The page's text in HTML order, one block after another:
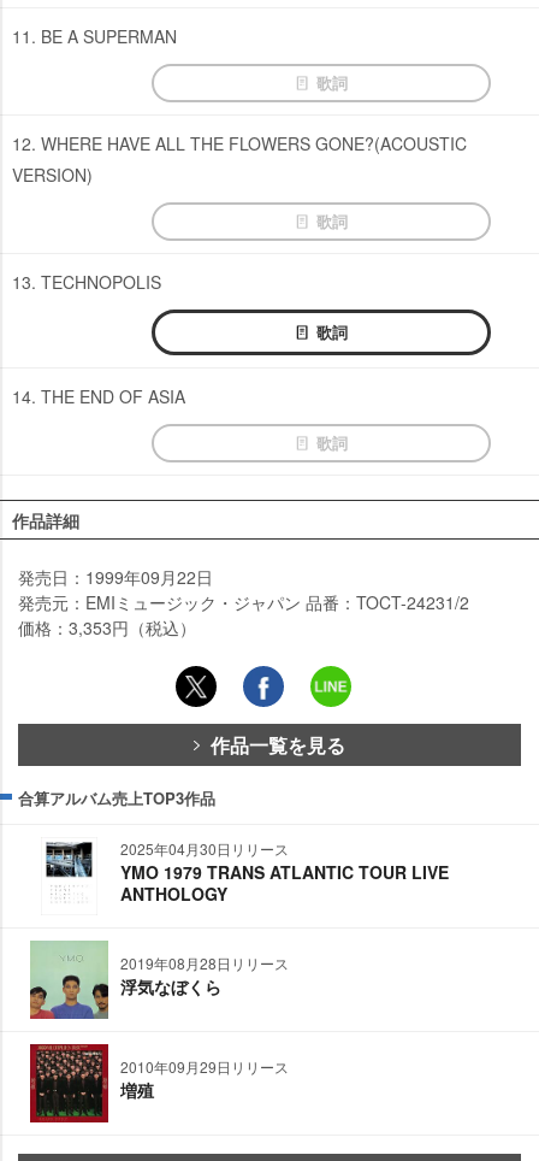
11. BE A SUPERMAN
歌詞
12. WHERE HAVE ALL THE FLOWERS GONE?(ACOUSTIC
VERSION)
歌詞
13. TECHNOPOLIS
歌詞
14. THE END OF ASIA
歌詞
作品詳細
発売日：1999年09月22日
発売元：EMIミュージック・ジャパン 品番：TOCT-24231/2
価格：3,353円（税込）
作品一覧を見る
合算アルバム売上TOP3作品
2025年04月30日リリース
YMO 1979 TRANS ATLANTIC TOUR LIVE
ANTHOLOGY
2019年08月28日リリース
浮気なぼくら
2010年09月29日リリース
増殖